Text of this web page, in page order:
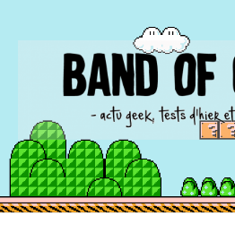
BAND OF
Actu Geek d'hier et d'aujourd'hui